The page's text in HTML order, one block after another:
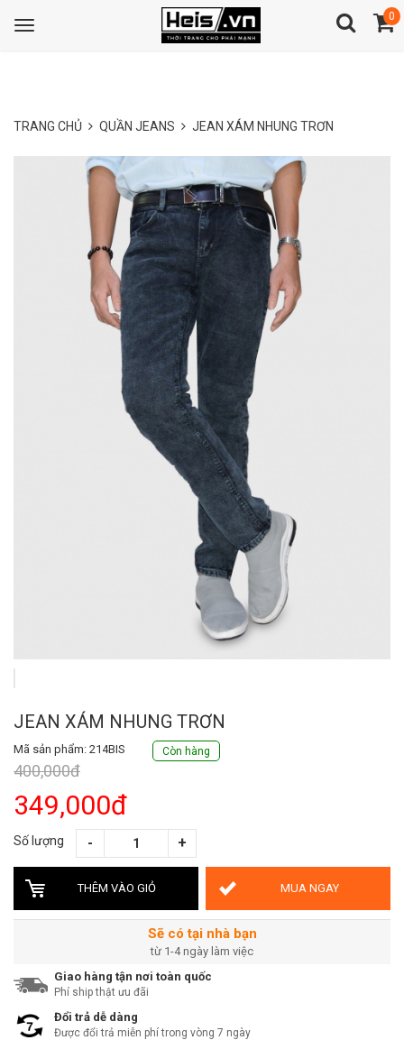
Toggle
0
TRANG CHỦ QUẦN JEANS JEAN XÁM NHUNG TRƠN
JEAN XÁM NHUNG TRƠN
Mã sản phẩm: 214BIS Còn hàng
400,000đ
349,000đ
Số lượng
THÊM VÀO GIỎ MUA NGAY
Sẽ có tại nhà bạn
từ 1-4 ngày làm việc
Giao hàng tận nơi toàn quốc
Phí ship thật ưu đãi
Đổi trả dễ dàng
Được đổi trả miễn phí trong vòng 7 ngày